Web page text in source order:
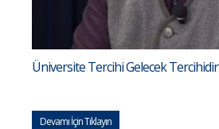
Üniversite Tercihi Gelecek Tercihidir
Devamı İçin Tıklayın